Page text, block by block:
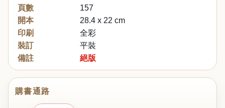
頁數
157
開本
28.4 x 22 cm
印刷
全彩
裝訂
平裝
備註
絕版
購書通路